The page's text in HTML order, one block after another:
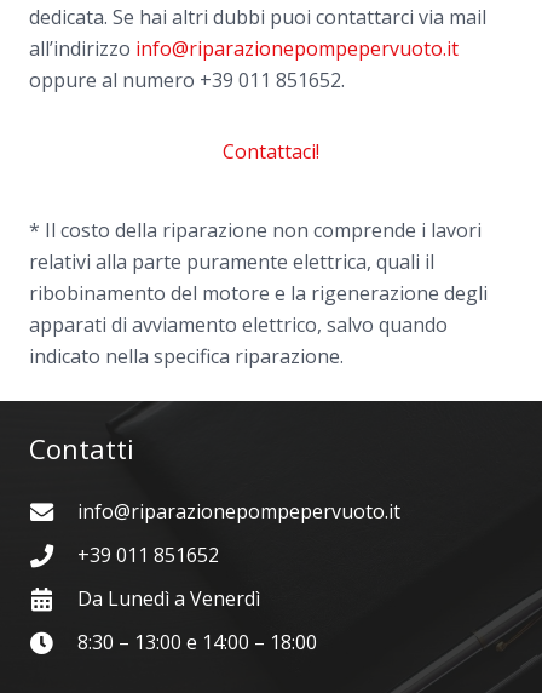
dedicata. Se hai altri dubbi puoi contattarci via mail
all’indirizzo info@riparazionepompepervuoto.it
oppure al numero +39 011 851652.
Contattaci!
* Il costo della riparazione non comprende i lavori
relativi alla parte puramente elettrica, quali il
ribobinamento del motore e la rigenerazione degli
apparati di avviamento elettrico, salvo quando
indicato nella specifica riparazione.
Contatti
info@riparazionepompepervuoto.it
+39 011 851652
Da Lunedì a Venerdì
8:30 – 13:00 e 14:00 – 18:00